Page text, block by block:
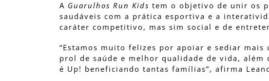
A Guarulhos Run Kids tem o objetivo de unir os
saudáveis com a prática esportiva e a
caráter competitivo, mas sim social e de
“Estamos muito felizes por apoiar e sediar
prol de saúde e melhor qualidade de vida,
é Up! beneficiando tantas famílias”, afirma